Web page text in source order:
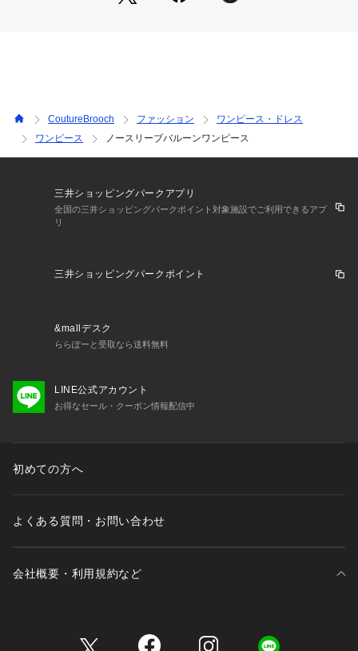
記が異なります。製品寸法をご確認くださいませ。
CoutureBrooch ファッション
ワンピース・ドレス
ワンピース
ノースリーブバルーンワンピース
三井ショッピングパークアプリ
全国の三井ショッピングパークポイント対象施設でご利用できるアプ
リ
三井ショッピングパークポイント
&mallデスク
ららぽーと受取なら送料無料
LINE公式アカウント
お得なセール・クーポン情報配信中
初めての方へ
よくある質問・お問い合わせ
会社概要・利用規約など